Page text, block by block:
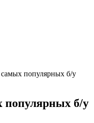
популярных б/у
популярных б/у